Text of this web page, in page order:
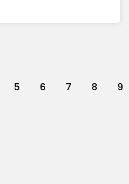
5 6 7 8 9